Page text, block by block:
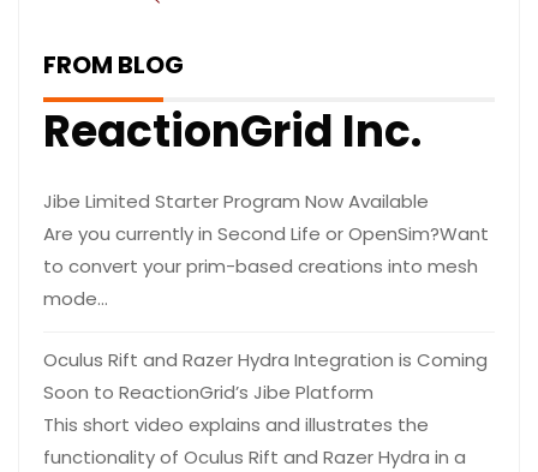
FROM BLOG
ReactionGrid Inc.
Jibe Limited Starter Program Now Available
Are you currently in Second Life or OpenSim?Want
to convert your prim-based creations into mesh
mode…
Oculus Rift and Razer Hydra Integration is Coming
Soon to ReactionGrid’s Jibe Platform
This short video explains and illustrates the
functionality of Oculus Rift and Razer Hydra in a